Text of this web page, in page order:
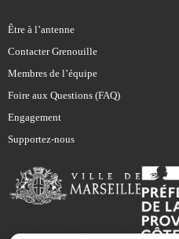
Être à l’antenne
Contacter Grenouille
Membres de l’équipe
Foire aux Questions (FAQ)
Engagement
Supportez-nous